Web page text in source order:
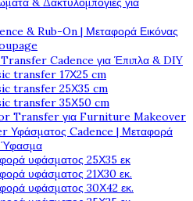
& Rub-On | Μεταφορά Εικόνας
Cadence για Έπιπλα & DIY
transfer 17Χ25 cm
transfer 25Χ35 cm
transfer 35Χ50 cm
Transfer για Furniture Makeover
Υφάσματος Cadence | Μεταφορά
Ύφασμα
υφάσματος 25Χ35 εκ
υφάσματος 21Χ30 εκ.
υφάσματος 30Χ42 εκ.